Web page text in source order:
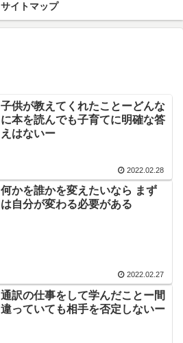
サイトマップ
子供が教えてくれたことーどんな
に本を読んでも子育てに明確な答
えはないー
2022.02.28
何かを誰かを変えたいなら まず
は自分が変わる必要がある
2022.02.27
通訳の仕事をして学んだことー間
違っていても相手を否定しないー